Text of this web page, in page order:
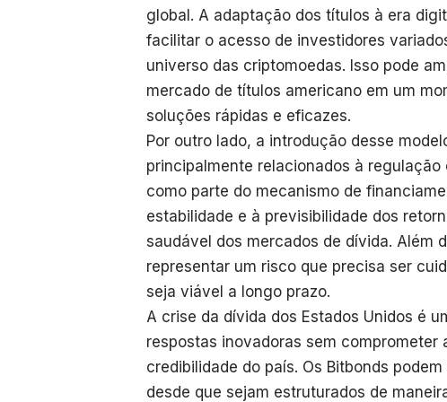
global. A adaptação dos títulos à era
facilitar o acesso de investidores
universo das criptomoedas. Isso pode
mercado de títulos americano em um
soluções rápidas e eficazes.
Por outro lado, a introdução desse
principalmente relacionados à
como parte do mecanismo de
estabilidade e à previsibilidade dos
saudável dos mercados de dívida. Além
representar um risco que precisa ser
seja viável a longo prazo.
A crise da dívida dos Estados Unidos é
respostas inovadoras sem
credibilidade do país. Os Bitbonds
desde que sejam estruturados de